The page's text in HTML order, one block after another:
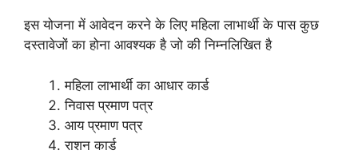
इस योजना में आवेदन करने के लिए महिला लाभार्थी के पास कुछ
दस्तावेजों का होना आवश्यक है जो की निम्नलिखित है
महिला लाभार्थी का आधार कार्ड
निवास प्रमाण पत्र
आय प्रमाण पत्र
राशन कार्ड